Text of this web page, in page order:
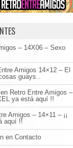
– 14X06 – Sexo
Amigos 14×12 – El
guays..
en Retro Entre Amigos –
ya está aquí !!
Amigos – 14×11 – ¡¡
aquí !!
en Contacto